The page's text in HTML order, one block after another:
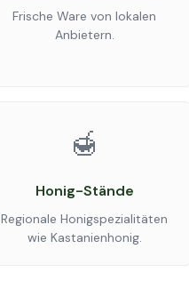
Frische Ware von lokalen
Anbietern.
🍯
Honig-Stände
Regionale Honigspezialitäten
wie Kastanienhonig.